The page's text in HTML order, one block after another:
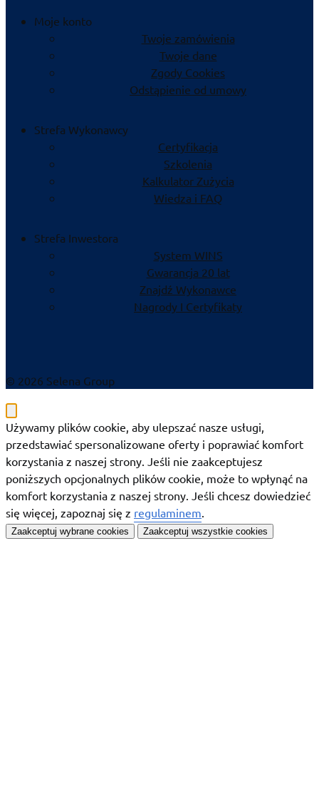
Moje konto
Twoje zamówienia
Twoje dane
Zgody Cookies
Odstąpienie od umowy
Strefa Wykonawcy
Certyfikacja
Szkolenia
Kalkulator Zużycia
Wiedza i FAQ
Strefa Inwestora
System WINS
Gwarancja 20 lat
Znajdź Wykonawce
Nagrody I Certyfikaty
© 2026 Selena Group
Używamy plików cookie, aby ulepszać nasze usługi,
przedstawiać spersonalizowane oferty i poprawiać komfort
korzystania z naszej strony. Jeśli nie zaakceptujesz
poniższych opcjonalnych plików cookie, może to wpłynąć na
komfort korzystania z naszej strony. Jeśli chcesz dowiedzieć
się więcej, zapoznaj się z regulaminem.
Zaakceptuj wybrane cookies Zaakceptuj wszystkie cookies